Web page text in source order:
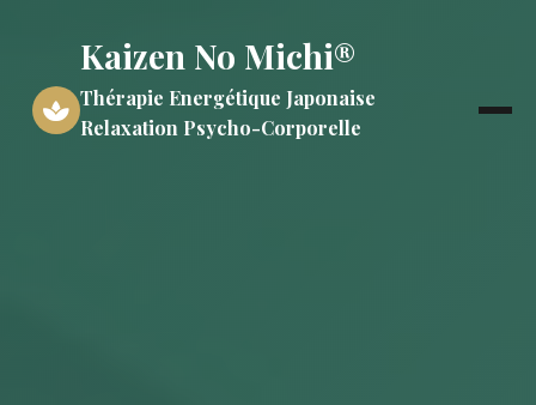
Kaizen No Michi®
Thérapie Energétique Japonaise
Relaxation Psycho-Corporelle